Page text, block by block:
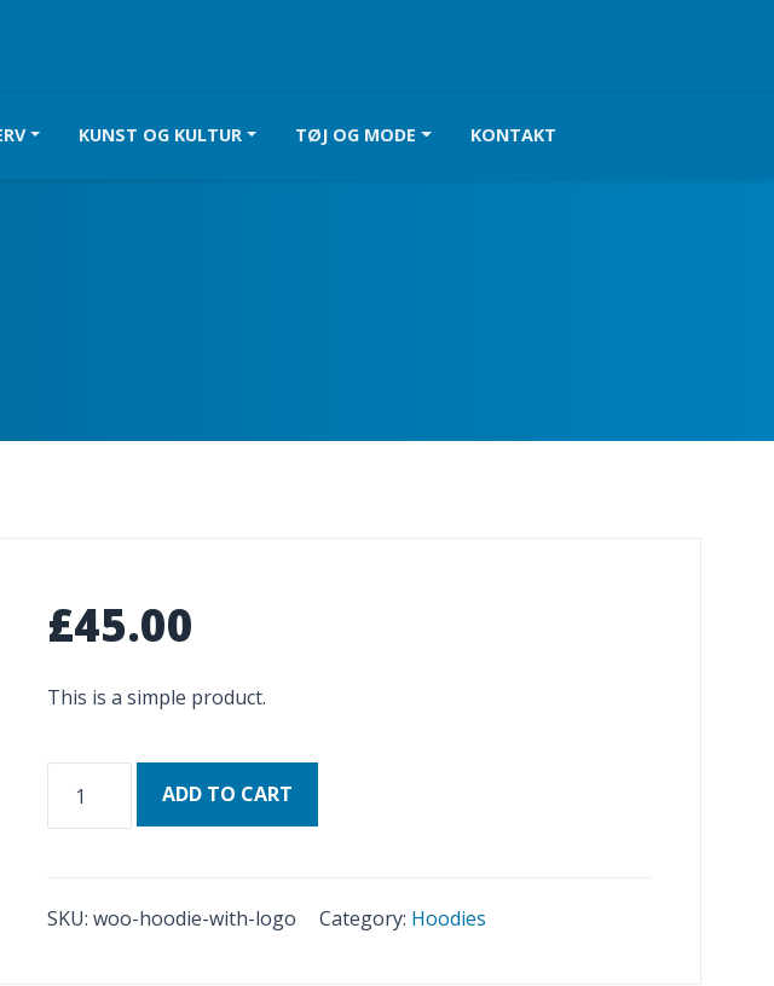
KUNST OG KULTUR TØJ OG MODE KONTAKT
£45.00
This is a simple product.
with
ADD TO CART
SKU: woo-hoodie-with-logo Category: Hoodies